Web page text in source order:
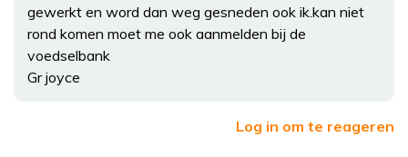
gewerkt en word dan weg gesneden ook ik.kan niet
rond komen moet me ook aanmelden bij de
voedselbank
Gr joyce
Log in om te reageren